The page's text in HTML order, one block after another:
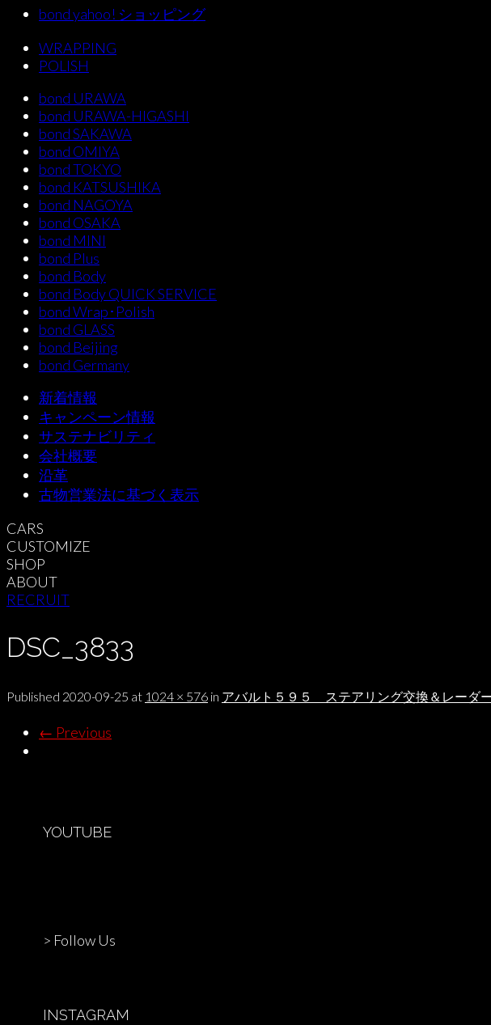
bond yahoo! ショッピング
WRAPPING
POLISH
bond URAWA
bond URAWA-HIGASHI
bond SAKAWA
bond OMIYA
bond TOKYO
bond KATSUSHIKA
bond NAGOYA
bond OSAKA
bond MINI
bond Plus
bond Body
bond Body QUICK SERVICE
bond Wrap･Polish
bond GLASS
bond Beijing
bond Germany
新着情報
キャンペーン情報
サステナビリティ
会社概要
沿革
古物営業法に基づく表示
CARS
CUSTOMIZE
SHOP
ABOUT
RECRUIT
DSC_3833
Published 2020-09-25 at 1024 × 576 in アバルト５９５ ステアリング交換＆レーダ
← Previous
YOUTUBE
> Follow Us
INSTAGRAM